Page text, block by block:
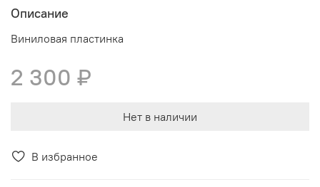
В избранное
Описание
Виниловая пластинка
2 300 ₽
Нет в наличии